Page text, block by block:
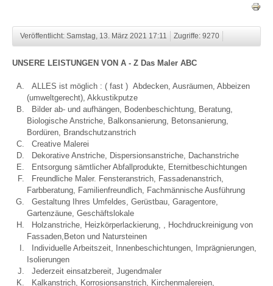
Veröffentlicht: Samstag, 13. März 2021 17:11 Zugriffe: 9270
UNSERE LEISTUNGEN VON A - Z Das Maler ABC
ALLES ist möglich : ( fast ) Abdecken, Ausräumen, Abbeizen
(umweltgerecht), Akkustikputze
Bilder ab- und aufhängen, Bodenbeschichtung, Beratung,
Biologische Anstriche, Balkonsanierung, Betonsanierung,
Bordüren, Brandschutzanstrich
Creative Malerei
Dekorative Anstriche, Dispersionsanstriche, Dachanstriche
Entsorgung sämtlicher Abfallprodukte, Eternitbeschichtungen
Freundliche Maler. Fensteranstrich, Fassadenanstrich,
Farbberatung, Familienfreundlich, Fachmännische Ausführung
Gestaltung Ihres Umfeldes, Gerüstbau, Garagentore,
Gartenzäune, Geschäftslokale
Holzanstriche, Heizkörperlackierung, , Hochdruckreinigung von
Fassaden,Beton und Natursteinen
Individuelle Arbeitszeit, Innenbeschichtungen, Imprägnierungen,
Isolierungen
Jederzeit einsatzbereit, Jugendmaler
Kalkanstrich, Korrosionsanstrich, Kirchenmalereien,